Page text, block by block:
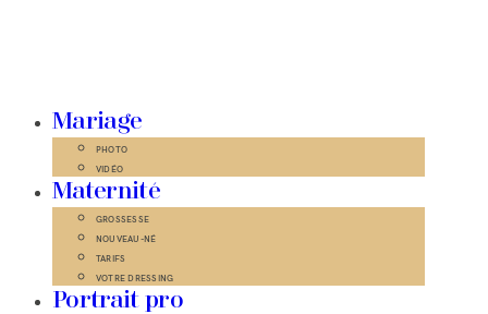
Mariage
PHOTO
VIDÉO
Maternité
GROSSESSE
NOUVEAU-NÉ
TARIFS
VOTRE DRESSING
Portrait pro